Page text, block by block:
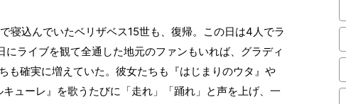
寝込んでいたベリザベス15世も、復帰。この日は4 人でラ
ライブを観て全通した地元のファンもいれば、グラディ
も確実に増えていた。彼女たちも『はじまりのウタ』や
ューレ』を歌うたびに「走れ」「踊れ」と声を上げ、一